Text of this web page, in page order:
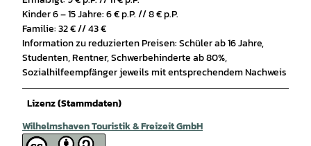
Kinder 6 – 15 Jahre: 6 € p.P. // 8 € p.P.
Familie: 32 € // 43 €
Information zu reduzierten Preisen: Schüler ab 16 Jahre,
Studenten, Rentner, Schwerbehinderte ab 80%,
Sozialhilfeempfänger jeweils mit entsprechendem Nachweis
Lizenz (Stammdaten)
Wilhelmshaven Touristik & Freizeit GmbH